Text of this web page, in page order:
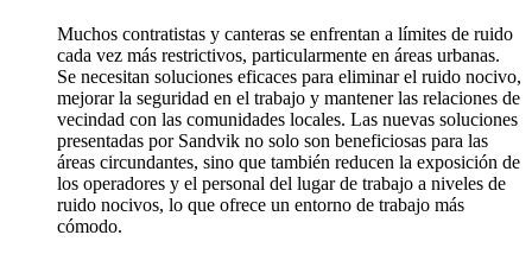
Muchos contratistas y canteras se enfrentan a límites de ruido
cada vez más restrictivos, particularmente en áreas urbanas.
Se necesitan soluciones eficaces para eliminar el ruido nocivo,
mejorar la seguridad en el trabajo y mantener las relaciones de
vecindad con las comunidades locales. Las nuevas soluciones
presentadas por Sandvik no solo son beneficiosas para las
áreas circundantes, sino que también reducen la exposición de
los operadores y el personal del lugar de trabajo a niveles de
ruido nocivos, lo que ofrece un entorno de trabajo más
cómodo.